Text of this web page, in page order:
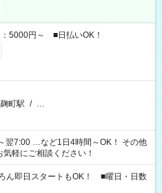
5000円～ ■日払いOK！
麹町駅 / …
…など1日4時間～OK！ その他
軽にご相談ください！
ん即日スタートもOK！ ■曜日・日数